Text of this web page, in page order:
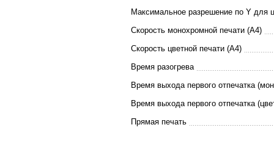
Максимальное разрешение по Y для
Скорость монохромной печати (A4)
Скорость цветной печати (A4)
Время разогрева
Время выхода первого отпечатка
Время выхода первого отпечатка
Прямая печать